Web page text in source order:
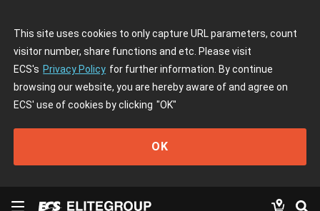
This site uses cookies to only capture URL parameters, count
visitor number, share functions and etc. Please visit
ECS's Privacy Policy for further information. By continue
browsing our website, you are hereby aware of and agree on
ECS' use of cookies by clicking "OK"
OK